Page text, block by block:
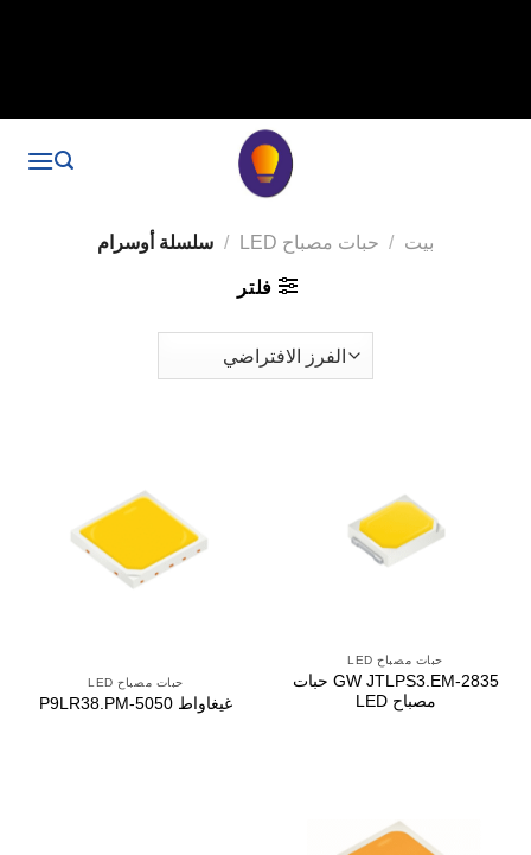
بيت / حبات مصباح LED / سلسلة أوسرام
فلتر
حبات مصباح LED
GW JTLPS3.EM-2835 حبات
مصباح LED
حبات مصباح LED
غيغاواط P9LR38.PM-5050